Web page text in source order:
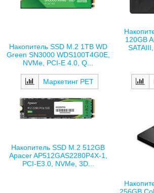
Накопитель SSD M.2 1TB WD
Green SN3000 WDS100T4G0E,
NVMe, PCI-E 4.0, Q...
Маркетинг РЕТ
120GB
Накопитель SSD M.2 512GB
Apacer AP512GAS2280P4X-1,
PCI-E3.0, NVMe, 3D...
256GB